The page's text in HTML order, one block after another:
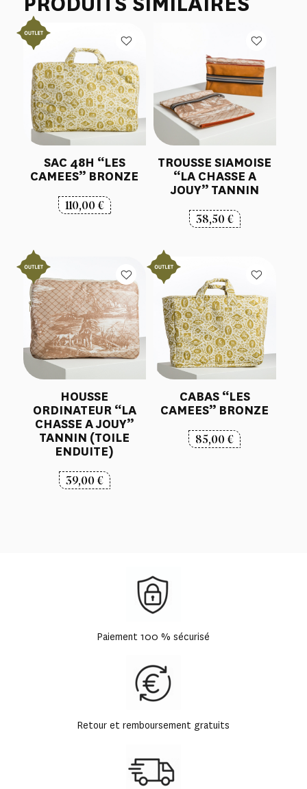
SAC 48H “LES
CAMEES” BRONZE
110,00€
TROUSSE SIAMOISE
“LA CHASSE A
JOUY” TANNIN
38,50€
HOUSSE
ORDINATEUR “LA
CHASSE A JOUY”
TANNIN (TOILE
ENDUITE)
39,00€
CABAS “LES
CAMEES” BRONZE
85,00€
Paiement 100 % sécurisé
Retour et remboursement gratuits